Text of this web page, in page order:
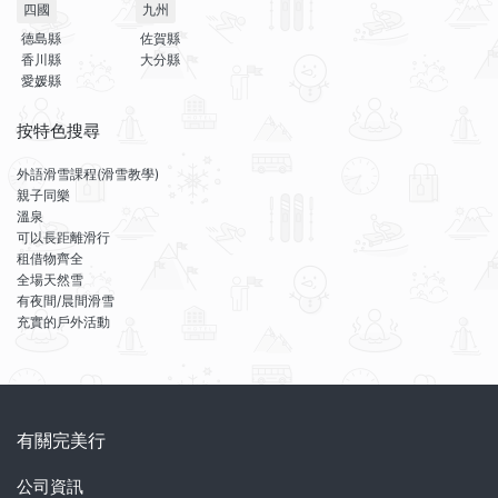
四國
德島縣
香川縣
愛媛縣
九州
佐賀縣
大分縣
按特色搜尋
外語滑雪課程(滑雪教學)
親子同樂
溫泉
可以長距離滑行
租借物齊全
全場天然雪
有夜間/晨間滑雪
充實的戶外活動
有關完美行
公司資訊